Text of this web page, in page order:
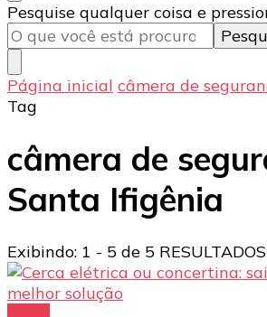
Procurando
algo?
Pesquise qualquer coisa e
Página inicial câmera de
Tag
câmera de
Santa Ifigênia
Exibindo: 1 - 5 de 5 RESULTADOS